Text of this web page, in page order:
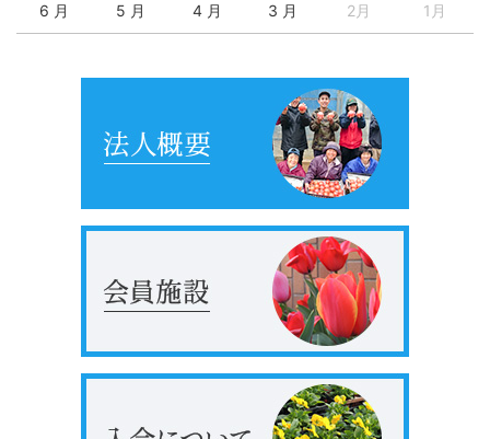
6 月 5 月 4 月 3 月 2月 1月